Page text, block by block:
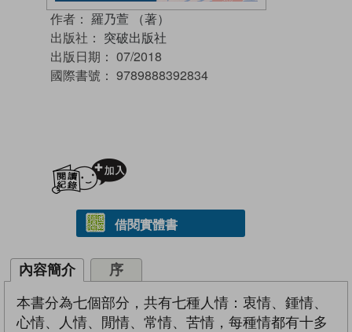
作者： 羅乃萱 （著）
出版社： 突破出版社
出版日期： 07/2018
國際書號： 9789888392834
借閱實體書
內容簡介 序
本書分為七個部分，共有七種人情：衷情、鍾情、
心情、人情、閒情、常情、苦情，每種情都有十多